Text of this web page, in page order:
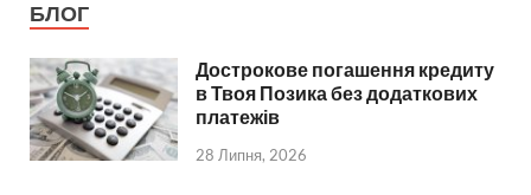
БЛОГ
Дострокове погашення кредиту
в Твоя Позика без додаткових
платежів
28 Липня, 2026